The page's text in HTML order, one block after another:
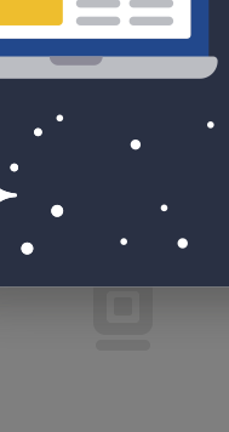
Под заказ
Цена по запросу